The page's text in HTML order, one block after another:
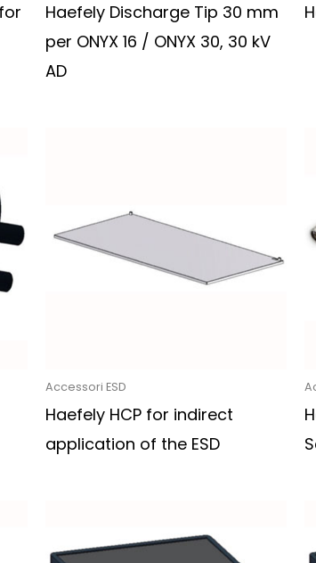
Haefely Discharge Tip 30 mm
per ONYX 16 / ONYX 30, 30 kV
AD
Accessori ESD
Haefely HCP for indirect
application of the ESD